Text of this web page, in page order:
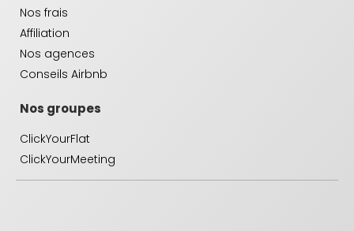
Nos frais
Affiliation
Nos agences
Conseils Airbnb
Nos groupes
ClickYourFlat
ClickYourMeeting